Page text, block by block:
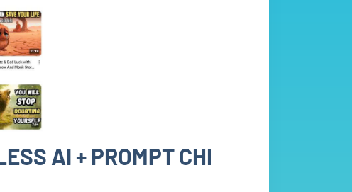
AI + PROMPT CHI